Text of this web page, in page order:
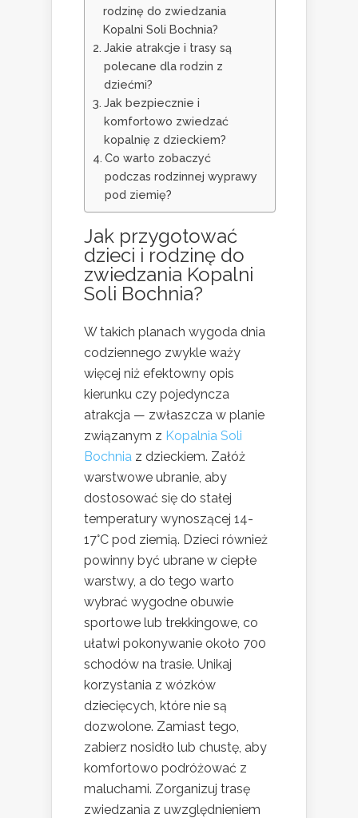
rodzinę do zwiedzania
Kopalni Soli Bochnia?
Jakie atrakcje i trasy są
polecane dla rodzin z
dziećmi?
Jak bezpiecznie i
komfortowo zwiedzać
kopalnię z dzieckiem?
Co warto zobaczyć
podczas rodzinnej wyprawy
pod ziemię?
Jak przygotować
dzieci i rodzinę do
zwiedzania Kopalni
Soli Bochnia?
W takich planach wygoda dnia
codziennego zwykle waży
więcej niż efektowny opis
kierunku czy pojedyncza
atrakcja — zwłaszcza w planie
związanym z Kopalnia Soli
Bochnia z dzieckiem. Załóż
warstwowe ubranie, aby
dostosować się do stałej
temperatury wynoszącej 14-
17°C pod ziemią. Dzieci również
powinny być ubrane w ciepłe
warstwy, a do tego warto
wybrać wygodne obuwie
sportowe lub trekkingowe, co
ułatwi pokonywanie około 700
schodów na trasie. Unikaj
korzystania z wózków
dziecięcych, które nie są
dozwolone. Zamiast tego,
zabierz nosidło lub chustę, aby
komfortowo podróżować z
maluchami. Zorganizuj trasę
zwiedzania z uwzględnieniem